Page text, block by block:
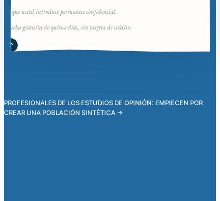
Lo que usted introduce permanece confidencial.
Prueba gratuita de quince días, sin tarjeta de crédito.
PROFESIONALES DE LOS ESTUDIOS DE OPINIÓN: EMPIECEN POR
CREAR UNA POBLACIÓN SINTÉTICA →